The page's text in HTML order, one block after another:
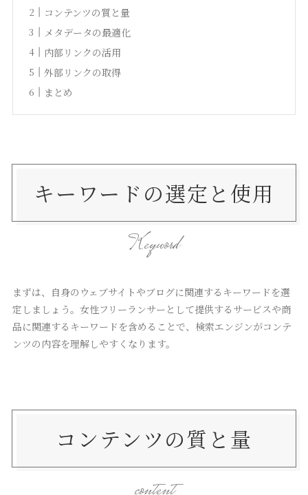
コンテンツの質と量
メタデータの最適化
内部リンクの活用
外部リンクの取得
まとめ
キーワードの選定と使用
Keyword
まずは、自身のウェブサイトやブログに関連するキーワードを選
定しましょう。女性フリーランサーとして提供するサービスや商
品に関連するキーワードを含めることで、検索エンジンがコンテ
ンツの内容を理解しやすくなります。
コンテンツの質と量